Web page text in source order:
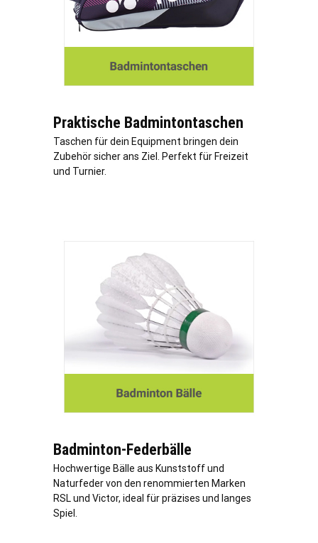
Praktische Badmintontaschen
Taschen für dein Equipment bringen dein
Zubehör sicher ans Ziel. Perfekt für Freizeit
und Turnier.
Badminton-Federbälle
Hochwertige Bälle aus Kunststoff und
Naturfeder von den renommierten Marken
RSL und Victor, ideal für präzises und langes
Spiel.